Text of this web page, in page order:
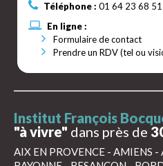
Téléphone : 01 64 23 68 51
En ligne :
Formulaire de contact
Prendre un RDV (tel ou
Institut François
"à vivre" dans près de
AIX EN PROVENCE - AMIENS -